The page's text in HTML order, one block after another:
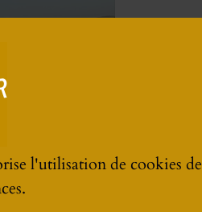
l'utilisation de cookies de